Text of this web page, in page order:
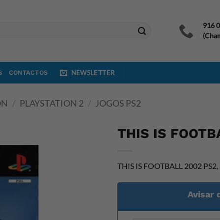
916
CONTACTOS NEWSLETTER
/ PLAYSTATION 2 / JOGOS PS2
THIS IS
THIS IS FOOTBALL 2002
Avisar